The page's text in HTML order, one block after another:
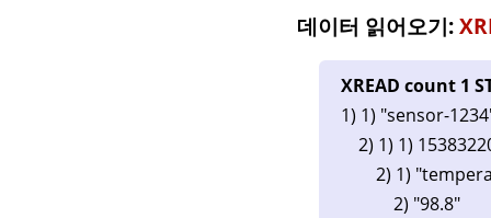
데이터 읽어오기:
XREAD count 1
1) 1) "sensor-
2) 1) 1)
2) 1)
2) "98.8"